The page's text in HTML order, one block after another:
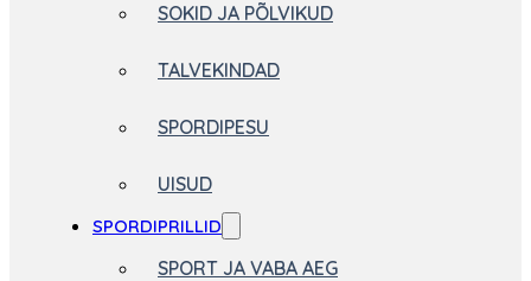
SOKID JA PÕLVIKUD
TALVEKINDAD
SPORDIPESU
UISUD
SPORDIPRILLID
SPORT JA VABA AEG